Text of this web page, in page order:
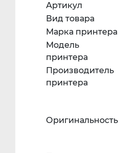
Артикул
Вид товара
Марка принтера
Модель
принтера
Производитель
принтера
Оригинальность